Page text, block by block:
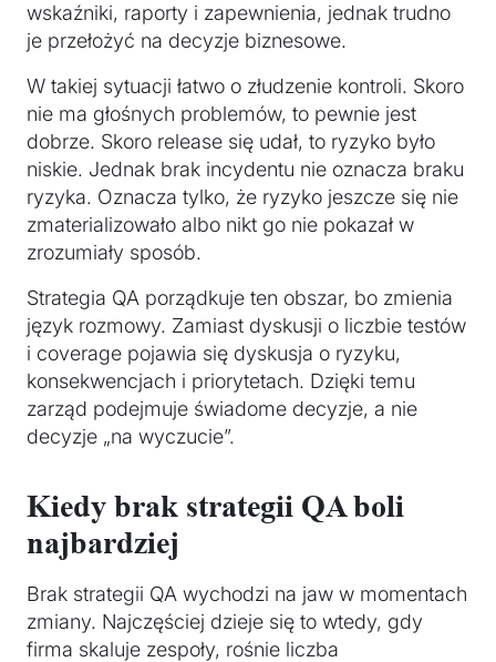
wskaźniki, raporty i zapewnienia, jednak trudno
je przełożyć na decyzje biznesowe.
W takiej sytuacji łatwo o złudzenie kontroli. Skoro
nie ma głośnych problemów, to pewnie jest
dobrze. Skoro release się udał, to ryzyko było
niskie. Jednak brak incydentu nie oznacza braku
ryzyka. Oznacza tylko, że ryzyko jeszcze się nie
zmaterializowało albo nikt go nie pokazał w
zrozumiały sposób.
Strategia QA porządkuje ten obszar, bo zmienia
język rozmowy. Zamiast dyskusji o liczbie testów
i coverage pojawia się dyskusja o ryzyku,
konsekwencjach i priorytetach. Dzięki temu
zarząd podejmuje świadome decyzje, a nie
decyzje „na wyczucie”.
Kiedy brak strategii QA boli
najbardziej
Brak strategii QA wychodzi na jaw w momentach
zmiany. Najczęściej dzieje się to wtedy, gdy
firma skaluje zespoły, rośnie liczba